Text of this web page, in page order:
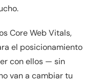
Core Web Vitals,
el posicionamiento
con ellos — sin
van a cambiar tu